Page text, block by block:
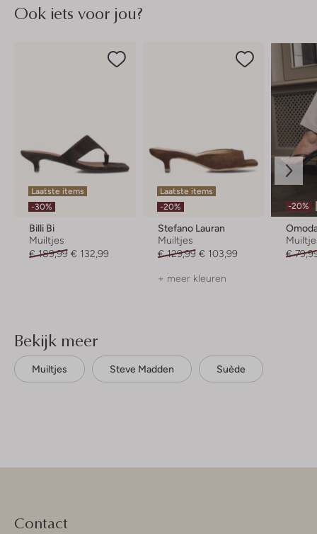
Ook iets voor jou?
Laatste items
-30%
Billi Bi
Muiltjes
€ 189,99 € 132,99
Laatste items
-20%
Stefano Lauran
Muiltjes
€ 129,99 € 103,99
+ meer kleuren
-20%
€
Bekijk meer
Muiltjes Steve Madden Suède
Contact